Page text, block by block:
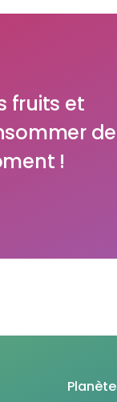
fruits et
de
!
Planète